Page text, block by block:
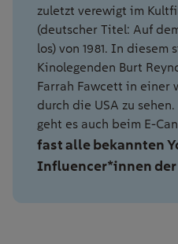
zuletzt verewigt im
(deutscher Titel: Auf
los) von 1981. In diesem
Kinolegenden Burt
Farrah Fawcett in einer
durch die USA zu sehen.
geht es auch beim E-
fast alle bekannten
Influencer*innen der